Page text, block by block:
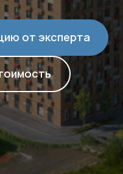
от эксперта